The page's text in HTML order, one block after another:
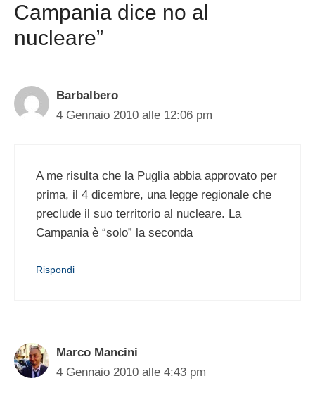
Campania dice no al
nucleare”
Barbalbero
4 Gennaio 2010 alle 12:06 pm
A me risulta che la Puglia abbia approvato per
prima, il 4 dicembre, una legge regionale che
preclude il suo territorio al nucleare. La
Campania è “solo” la seconda
Rispondi
Marco Mancini
4 Gennaio 2010 alle 4:43 pm